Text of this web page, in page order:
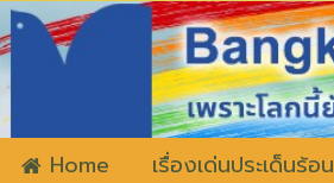
Home เรื่องเด่นประเด็นร้อน